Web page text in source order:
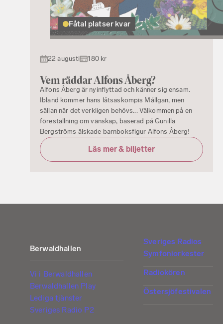
Fåtal platser kvar
22 augusti 180 kr
Vem räddar Alfons Åberg?
Alfons Åberg är nyinflyttad och känner sig ensam.
Ibland kommer hans låtsaskompis Mållgan, men
sällan när det verkligen behövs... Välkommen på en
föreställning om vänskap, baserad på Gunilla
Bergströms älskade barnboksfigur Alfons Åberg!
Läs mer & biljetter
Berwaldhallen
Vi i Berwaldhallen
Berwaldhallen Play
Lediga tjänster
Sveriges Radio P2
Sveriges Radios
Symfoniorkester
Radiokören
Östersjöfestivalen